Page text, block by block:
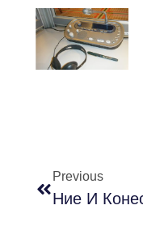
Previous